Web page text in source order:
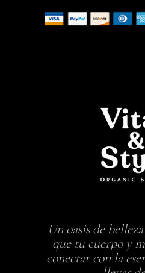
Un oasis de
que tu cuerpo y
conectar con la